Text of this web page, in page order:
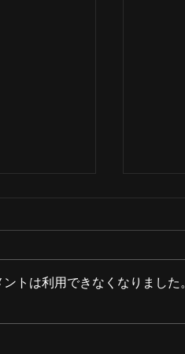
ATOM
トは利用できなくなりまし